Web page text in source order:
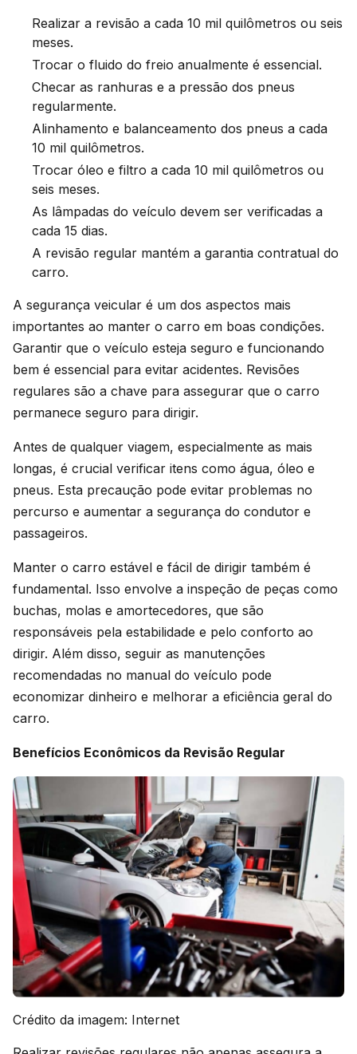
Realizar a revisão a cada 10 mil quilômetros ou seis
meses.
Trocar o fluido do freio anualmente é essencial.
Checar as ranhuras e a pressão dos pneus
regularmente.
Alinhamento e balanceamento dos pneus a cada
10 mil quilômetros.
Trocar óleo e filtro a cada 10 mil quilômetros ou
seis meses.
As lâmpadas do veículo devem ser verificadas a
cada 15 dias.
A revisão regular mantém a garantia contratual do
carro.
A segurança veicular é um dos aspectos mais
importantes ao manter o carro em boas condições.
Garantir que o veículo esteja seguro e funcionando
bem é essencial para evitar acidentes. Revisões
regulares são a chave para assegurar que o carro
permanece seguro para dirigir.
Antes de qualquer viagem, especialmente as mais
longas, é crucial verificar itens como água, óleo e
pneus. Esta precaução pode evitar problemas no
percurso e aumentar a segurança do condutor e
passageiros.
Manter o carro estável e fácil de dirigir também é
fundamental. Isso envolve a inspeção de peças como
buchas, molas e amortecedores, que são
responsáveis pela estabilidade e pelo conforto ao
dirigir. Além disso, seguir as manutenções
recomendadas no manual do veículo pode
economizar dinheiro e melhorar a eficiência geral do
carro.
Benefícios Econômicos da Revisão Regular
Crédito da imagem: Internet